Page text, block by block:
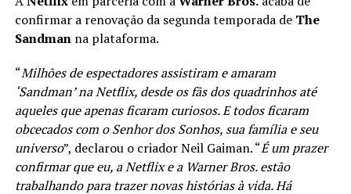
de que dessa maneira tudo isso possa enfim ser
encerrado. As vítimas nunca voltarão à vida e seus
familiares nunca irão superar a dor, mas talvez, ao expor
as falhas na justiça desse caso, os envolvidos possam
finalmente descansar, e assim, outra tragédia ser
evitada. “Por Justiça. Por memória. Para que nunca se
repita”.
Todo Dia a Mesma Noiteestá disponível no catálogo
daNetflix .
confirmar a renovação da segunda temporada de The
Sandmanna plataforma.
“Milhões de espectadores assistiram e amaram
‘Sandman’ na Netflix, desde os fãs dos quadrinhos até
aqueles que apenas ficaram curiosos. E todos ficaram
obcecados com o Senhor dos Sonhos, sua família e seu
universo”, declarou o criador Neil Gaiman. “É um prazer
confirmar que eu, a Netflix e a Warner Bros. estão
trabalhando para trazer novas histórias à vida. Há